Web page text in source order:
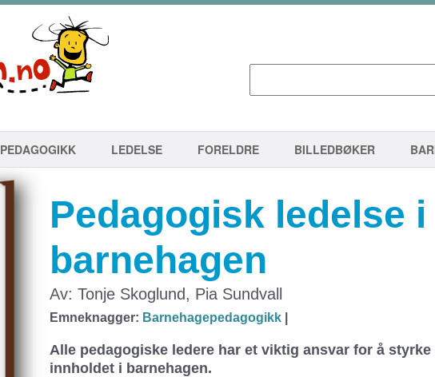
PEDAGOGIKK LEDELSE FORELDRE BILLEDBØKER
Pedagogisk ledelse i
barnehagen
Av: Tonje Skoglund, Pia Sundvall
Emneknagger: Barnehagepedagogikk
Alle pedagogiske ledere har et viktig ansvar for å
innholdet i barnehagen.